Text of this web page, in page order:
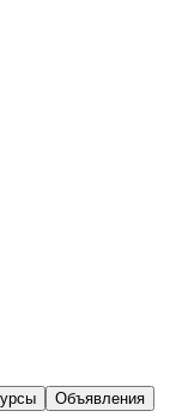
Объявления